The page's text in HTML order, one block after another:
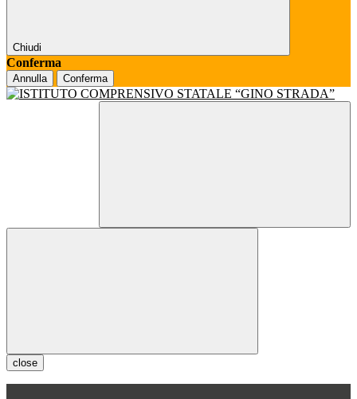
Chiudi
Conferma
Annulla Conferma
close